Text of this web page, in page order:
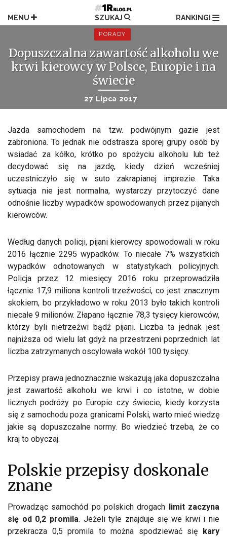
do
treści
MENU SZUKAJ RANKINGI
PORADY
Dopuszczalna zawartość alkoholu we
krwi kierowcy w Polsce, Europie i na
świecie
27 Lipca 2017
Jazda samochodem na tzw. podwójnym gazie jest
zabroniona. To jednak nie odstrasza sporej grupy osób by
wsiadać za kółko, krótko po spożyciu alkoholu lub też
decydować się na jazdę, kiedy dzień wcześniej
uczestniczyło się w suto zakrapianej imprezie. Taka
sytuacja nie jest normalna, wystarczy przytoczyć dane
odnośnie liczby wypadków spowodowanych przez pijanych
kierowców.
Według danych policji, pijani kierowcy spowodowali w roku
2016 łącznie 2295 wypadków. To niecałe 7% wszystkich
wypadków odnotowanych w statystykach policyjnych.
Policja przez 12 miesięcy 2016 roku przeprowadziła
łącznie 17,9 miliona kontroli trzeźwości, co jest znacznym
skokiem, bo przykładowo w roku 2013 było takich kontroli
niecałe 9 milionów. Złapano łącznie 78,3 tysięcy kierowców,
którzy byli nietrzeźwi bądź pijani. Liczba ta jednak jest
najniższa od wielu lat gdyż na przestrzeni poprzednich lat
liczba zatrzymanych oscylowała wokół 100 tysięcy.
Przepisy prawa jednoznacznie wskazują jaka dopuszczalna
jest zawartość alkoholu we krwi i co istotne, w dobie
licznych podróży po Europie czy świecie, kiedy korzysta
się z samochodu poza granicami Polski, warto mieć wiedzę
jakie są dopuszczalne normy. Bo wiedzieć trzeba, że co
kraj to obyczaj.
Polskie przepisy doskonale
znane
Prowadząc samochód po polskich drogach
limit zaczyna
się od 0,2 promila. Jeżeli tyle znajduje się we krwi i nie
przekracza 0,5 promila to można spodziewać się
kary